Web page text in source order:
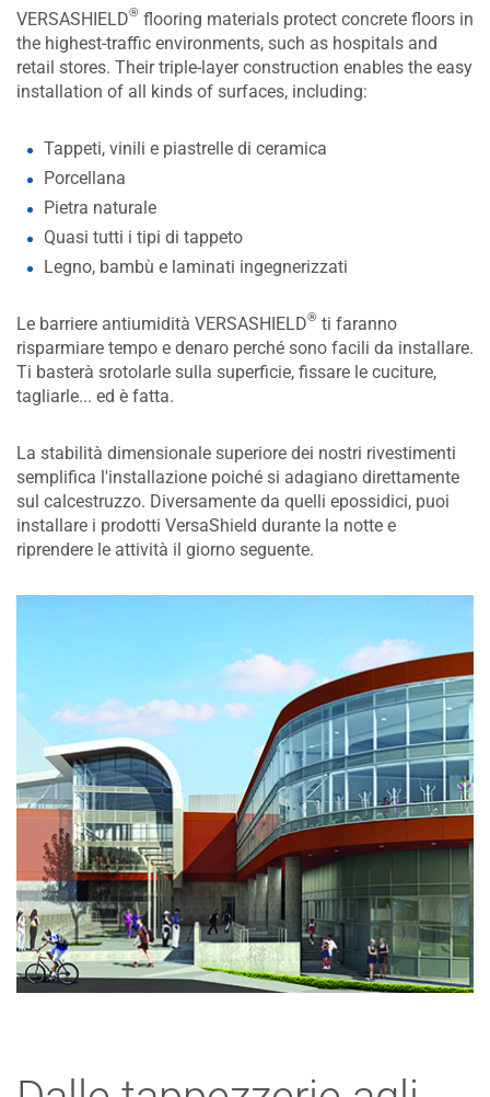
VERSASHIELD® flooring materials protect concrete floors in
the highest-traffic environments, such as hospitals and
retail stores. Their triple-layer construction enables the easy
installation of all kinds of surfaces, including:
Tappeti, vinili e piastrelle di ceramica
Porcellana
Pietra naturale
Quasi tutti i tipi di tappeto
Legno, bambù e laminati ingegnerizzati
Le barriere antiumidità VERSASHIELD® ti faranno
risparmiare tempo e denaro perché sono facili da installare.
Ti basterà srotolarle sulla superficie, fissare le cuciture,
tagliarle... ed è fatta.
La stabilità dimensionale superiore dei nostri rivestimenti
semplifica l'installazione poiché si adagiano direttamente
sul calcestruzzo. Diversamente da quelli epossidici, puoi
installare i prodotti VersaShield durante la notte e
riprendere le attività il giorno seguente.